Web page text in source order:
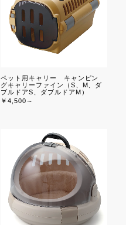
ペット用キャリー キャンピン
グキャリーファイン（S、M、ダ
ブルドアS、ダブルドアM）
￥4,500～